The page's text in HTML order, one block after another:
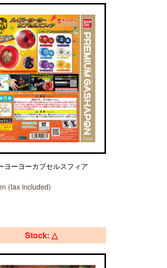
ヨーヨーカプセルスフィア
(tax included)
Stock: △